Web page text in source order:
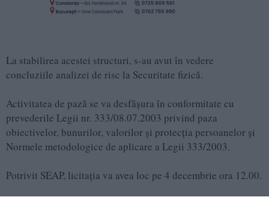
La stabilirea acestei structuri, s-au avut în vedere
concluziile analizei de risc la Securitate fizică.
Activitatea de pază se va desfăşura în conformitate cu
prevederile Legii nr. 333/08.07.2003 privind paza
obiectivelor, bunurilor, valorilor şi protecţia persoanelor și
Normele metodologice de aplicare a Legii 333/2003.
Potrivit SEAP, licitația va avea loc pe 4 decembrie ora 12.00.